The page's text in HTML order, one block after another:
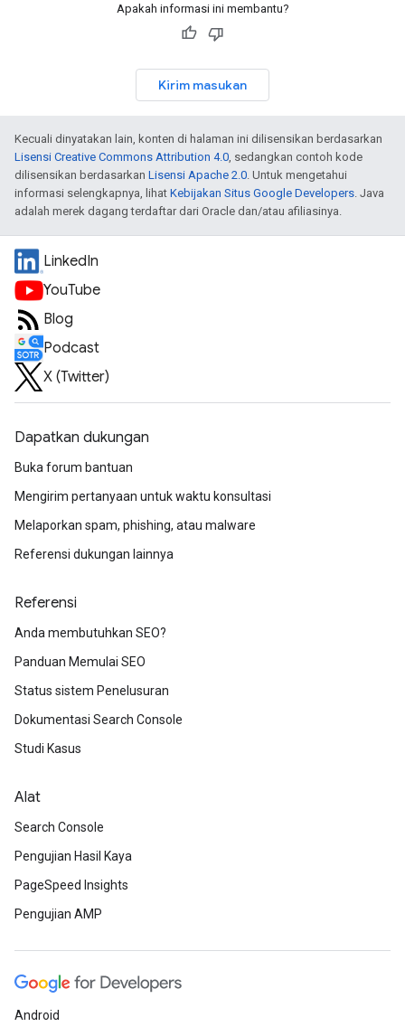
Apakah informasi ini membantu?
Kirim masukan
Kecuali dinyatakan lain, konten di halaman ini dilisensikan berdasarkan
Lisensi Creative Commons Attribution 4.0 , sedangkan contoh kode
dilisensikan berdasarkan Lisensi Apache 2.0 . Untuk mengetahui
informasi selengkapnya, lihat Kebijakan Situs Google Developers . Java
adalah merek dagang terdaftar dari Oracle dan/atau afiliasinya.
LinkedIn
YouTube
Blog
Podcast
X (Twitter)
Dapatkan dukungan
Buka forum bantuan
Mengirim pertanyaan untuk waktu konsultasi
Melaporkan spam, phishing, atau malware
Referensi dukungan lainnya
Referensi
Anda membutuhkan SEO?
Panduan Memulai SEO
Status sistem Penelusuran
Dokumentasi Search Console
Studi Kasus
Alat
Search Console
Pengujian Hasil Kaya
PageSpeed Insights
Pengujian AMP
Android